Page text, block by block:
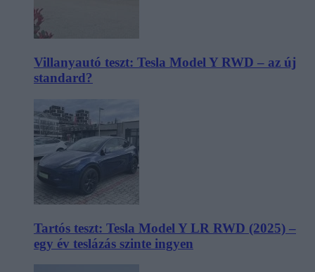
Villanyautó teszt: Tesla Model Y RWD – az új
standard?
Tartós teszt: Tesla Model Y LR RWD (2025) –
egy év teslázás szinte ingyen